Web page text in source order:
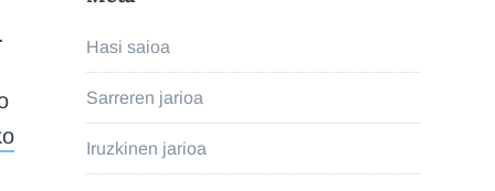
Hasi saioa
Sarreren jarioa
Iruzkinen jarioa